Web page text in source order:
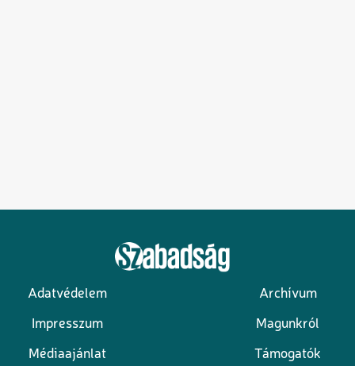
Lábléc
Adatvédelem Archívum
Impresszum Magunkról
Médiaajánlat Támogatók